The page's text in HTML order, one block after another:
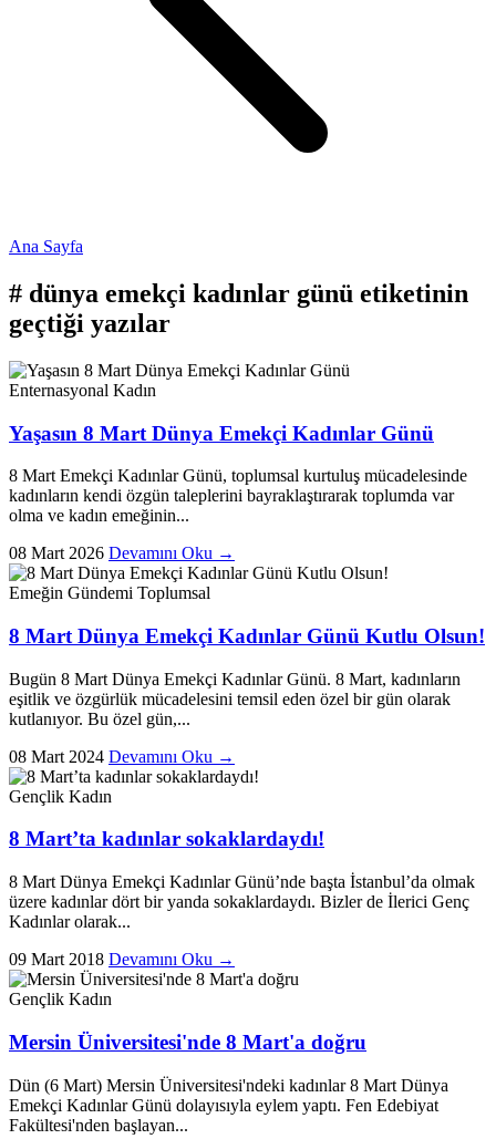
Ana Sayfa
# dünya emekçi kadınlar günü etiketinin
geçtiği yazılar
Enternasyonal Kadın
Yaşasın 8 Mart Dünya Emekçi Kadınlar Günü
8 Mart Emekçi Kadınlar Günü, toplumsal kurtuluş mücadelesinde
kadınların kendi özgün taleplerini bayraklaştırarak toplumda var
olma ve kadın emeğinin...
08 Mart 2026 Devamını Oku →
Emeğin Gündemi Toplumsal
8 Mart Dünya Emekçi Kadınlar Günü Kutlu Olsun!
Bugün 8 Mart Dünya Emekçi Kadınlar Günü. 8 Mart, kadınların
eşitlik ve özgürlük mücadelesini temsil eden özel bir gün olarak
kutlanıyor. Bu özel gün,...
08 Mart 2024 Devamını Oku →
Gençlik Kadın
8 Mart’ta kadınlar sokaklardaydı!
8 Mart Dünya Emekçi Kadınlar Günü’nde başta İstanbul’da olmak
üzere kadınlar dört bir yanda sokaklardaydı. Bizler de İlerici Genç
Kadınlar olarak...
09 Mart 2018 Devamını Oku →
Gençlik Kadın
Mersin Üniversitesi'nde 8 Mart'a doğru
Dün (6 Mart) Mersin Üniversitesi'ndeki kadınlar 8 Mart Dünya
Emekçi Kadınlar Günü dolayısıyla eylem yaptı. Fen Edebiyat
Fakültesi'nden başlayan...